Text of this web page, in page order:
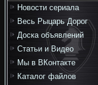
Новости сериала
Весь Рыцарь Дорог
Доска объявлений
Статьи и Видео
Мы в ВКонтакте
Каталог файлов